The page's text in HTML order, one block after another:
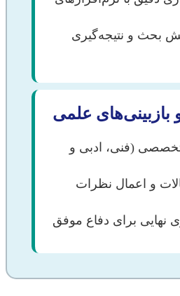
بحث و نتیجه‌گیری
بازبینی‌های علمی
(فنی، ادبی و
و اعمال نظرات
نهایی برای دفاع موفق